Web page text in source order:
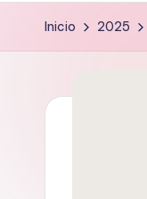
d
m
are
sacred"
-
Inicio 2025